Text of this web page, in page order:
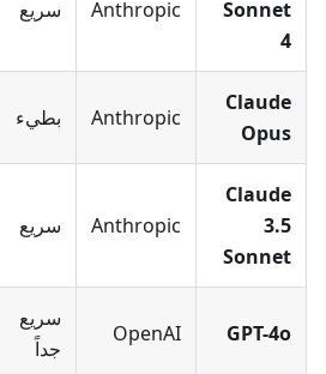
Sonnet
4
Anthropic سريع
Claude
Opus
Anthropic بطيء
Claude
3.5
Sonnet
Anthropic سريع
GPT-4o
OpenAI
سريع
جداً